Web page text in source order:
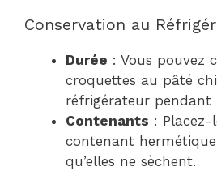
Conservation au
Durée : Vous pouvez
croquettes au pâté
réfrigérateur pendant
Contenants : Placez-
contenant
qu’elles ne sèchent.